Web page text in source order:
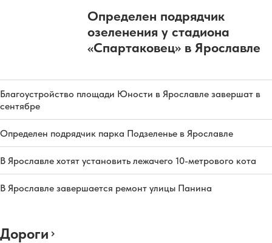
Определен подрядчик
озеленения у стадиона
«Спартаковец» в Ярославле
Благоустройство площади Юности в Ярославле завершат в
сентябре
Определен подрядчик парка Подзеленье в Ярославле
В Ярославле хотят установить лежачего 10-метрового кота
В Ярославле завершается ремонт улицы Панина
Дороги